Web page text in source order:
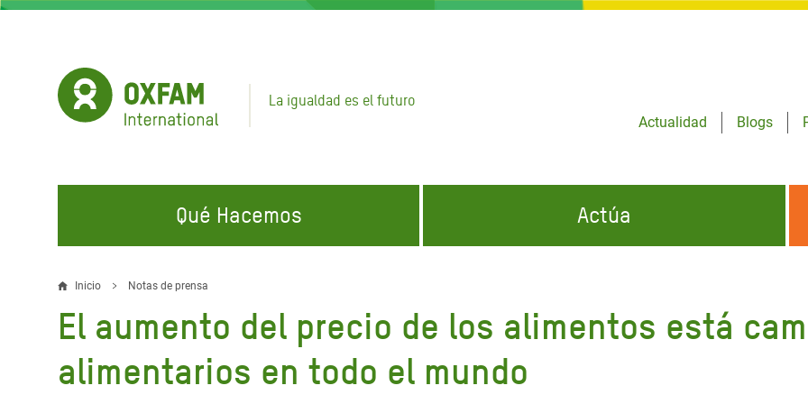
Pasar
La igualdad es el futuro
Actualidad
Blogs
Qué Hacemos
EN QUÉ TRABAJAMOS
Agua y Servicios de
Saneamiento
Alimentación, Crisis Climática,
Gaza Crisis Appeal
Llamamiento por la Crisis en
Líbano
CONÓCENOS
Actúa
ÚNETE A NUESTRAS CAMPAÑAS
Climate Justice
Hands Off Our Spaces
Sobrescribir
enlaces
de
Inicio Notas de prensa
El aumento del precio de los alimentos está
alimentarios en todo el mundo